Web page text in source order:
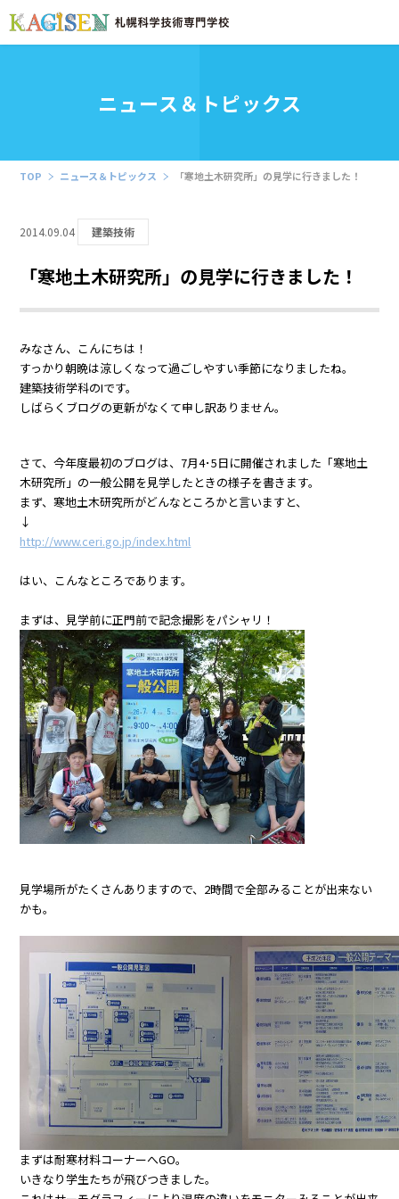
ニュース＆トピックス
TOP ニュース＆トピックス 「寒地土木研究所」の見学に行きました！
2014.09.04 建築技術
「寒地土木研究所」の見学に行きました！
みなさん、こんにちは！
すっかり朝晩は涼しくなって過ごしやすい季節になりましたね。
建築技術学科のIです。
しばらくブログの更新がなくて申し訳ありません。
さて、今年度最初のブログは、7月4･5日に開催されました「寒地土
木研究所」の一般公開を見学したときの様子を書きます。
まず、寒地土木研究所がどんなところかと言いますと、
↓
http://www.ceri.go.jp/index.html
はい、こんなところであります。
まずは、見学前に正門前で記念撮影をパシャリ！
見学場所がたくさんありますので、2時間で全部みることが出来ない
かも。
まずは耐寒材料コーナーへGO。
いきなり学生たちが飛びつきました。